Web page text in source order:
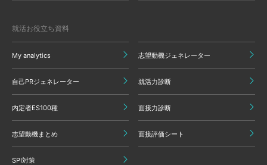
就活お役立ち資料
My analytics 志望動機ジェネレーター
自己PRジェネレーター 就活力診断
内定者ES100種 面接力診断
志望動機まとめ 面接評価シート
SPI対策